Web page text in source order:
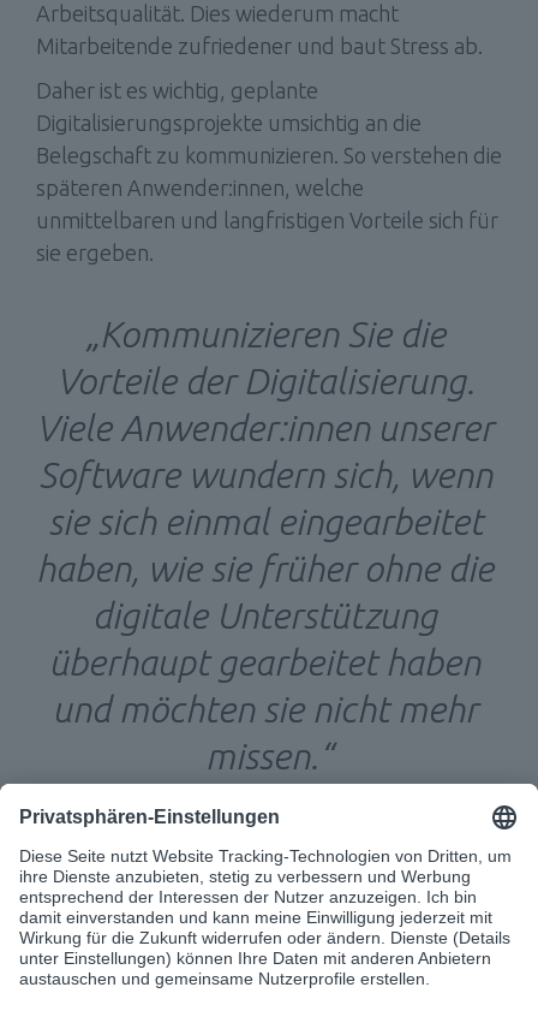
Arbeitsqualität. Dies wiederum macht
Mitarbeitende zufriedener und baut Stress ab.
Daher ist es wichtig, geplante
Digitalisierungsprojekte umsichtig an die
Belegschaft zu kommunizieren. So verstehen die
späteren Anwender:innen, welche
unmittelbaren und langfristigen Vorteile sich für
sie ergeben.
„Kommunizieren Sie die
Vorteile der Digitalisierung.
Viele Anwender:innen unserer
Software wundern sich, wenn
sie sich einmal eingearbeitet
haben, wie sie früher ohne die
digitale Unterstützung
überhaupt gearbeitet haben
und möchten sie nicht mehr
missen.“
Digitalisierungsexperte für das Sozialwesen